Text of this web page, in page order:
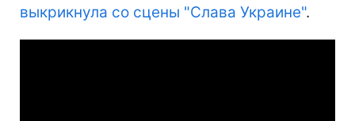
выкрикнула со сцены "Слава Украине".